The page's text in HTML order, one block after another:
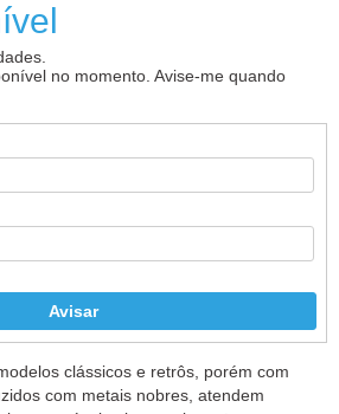
no momento. Avise-me quando
clássicos e retrôs, porém com
com metais nobres, atendem